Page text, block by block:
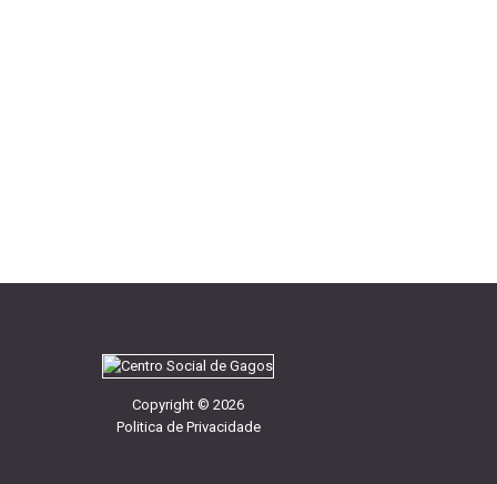
Copyright © 2026
Politica de Privacidade